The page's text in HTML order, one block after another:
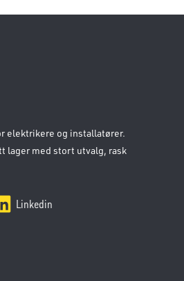
elektrikere og installatører.
lager med stort utvalg, rask
Linkedin